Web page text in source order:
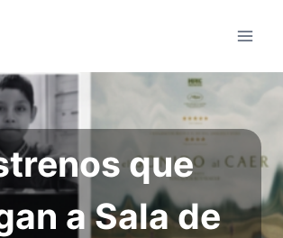
que
a Sala de